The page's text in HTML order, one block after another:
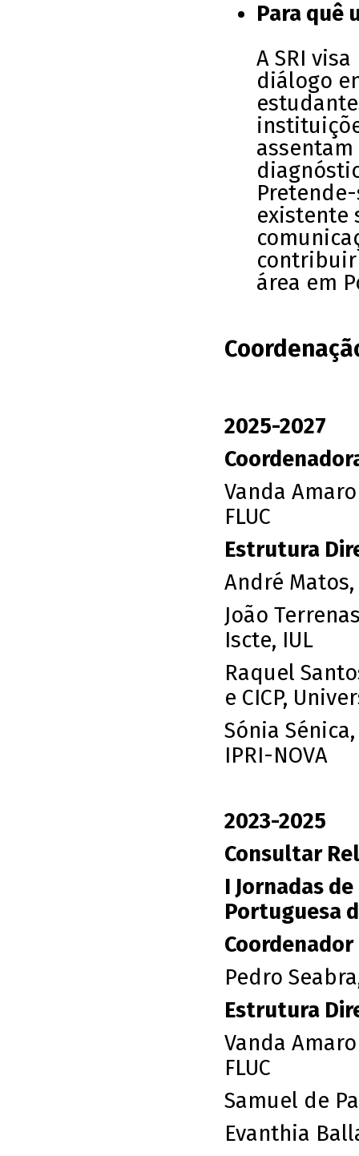
Para quê
A SRI
diálogo
existente
área em
2025-2027
Vanda
FLUC
Estrutura
André
João
Iscte, IUL
Raquel
e CICP,
Sónia
IPRI-NOVA
2023-2025
Consultar
I Jornadas
Portuguesa
Coordenador
Pedro
Estrutura
Vanda
FLUC
Samuel de
Evanthia